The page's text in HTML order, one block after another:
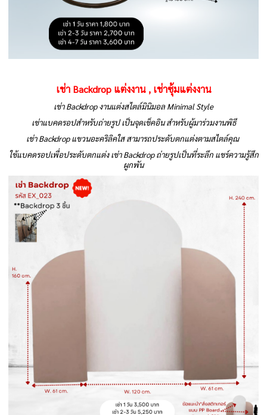
เช่า Backdrop แต่งงาน , เช่าซุ้มแต่งงาน
เช่า Backdrop งานแต่งสไตล์มินิมอล Minimal Style
เช่าแบคดรอปสำหรับถ่ายรูป เป็นจุดเช็คอิน สำหรับผู้มาร่วมงานพิธี
เช่า Backdrop แขวนอะคริลิคใส สามารถประดับตกแต่งตามสไตล์คุณ
ใช้แบคดรอปเพื่อประดับตกแต่ง เช่า Backdrop ถ่ายรูปเป็นที่ระลึก แชร์ความรู้สึก
ผูกพัน